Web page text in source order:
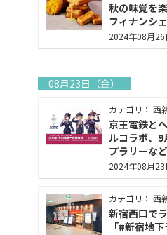
秋の味覚を
フィナンシ
2024年08月
08月23日（金）
カテゴリ： 西
京王電鉄と
ルコラボ、9
プラリーな
2024年08月
カテゴリ： 西
新宿西口で
「#新宿地